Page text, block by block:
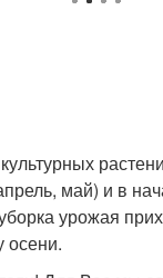
май) и в
урожая
осени.